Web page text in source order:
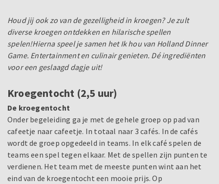
Houd jij ook zo van de gezelligheid in kroegen? Je zult
diverse kroegen ontdekken en hilarische spellen
spelen!Hierna speel je samen het Ik hou van Holland Dinner
Game. Entertainment en culinair genieten. Dé ingrediënten
voor een geslaagd dagje uit!
Kroegentocht (2,5 uur)
De kroegentocht
Onder begeleiding ga je met de gehele groep op pad van
cafeetje naar cafeetje. In totaal naar 3 cafés. In de cafés
wordt de groep opgedeeld in teams. In elk café spelen de
teams een spel tegen elkaar. Met de spellen zijn punten te
verdienen. Het team met de meeste punten wint aan het
eind van de kroegentocht een mooie prijs. Op